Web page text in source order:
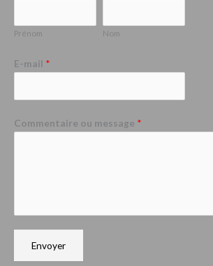
Prénom Nom
E-mail *
Commentaire ou message *
Envoyer